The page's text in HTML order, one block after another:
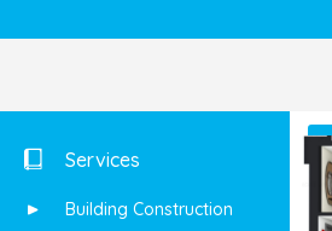
Services
Building Construction